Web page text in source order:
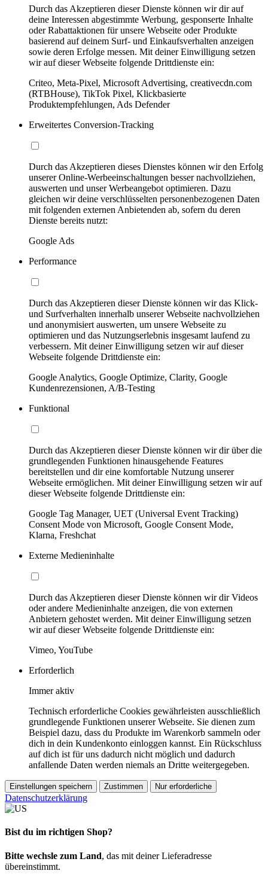
Durch das Akzeptieren dieser Dienste können wir dir auf
deine Interessen abgestimmte Werbung, gesponserte Inhalte
oder Rabattaktionen für unsere Webseite oder Produkte
basierend auf deinem Surf- und Einkaufsverhalten anzeigen
sowie deren Erfolge messen. Mit deiner Einwilligung setzen
wir auf dieser Webseite folgende Drittdienste ein:
Criteo, Meta-Pixel, Microsoft Advertising, creativecdn.com
(RTBHouse), TikTok Pixel, Klickbasierte
Produktempfehlungen, Ads Defender
Erweitertes Conversion-Tracking
Durch das Akzeptieren dieses Dienstes können wir den Erfolg
unserer Online-Werbeeinschaltungen besser nachvollziehen,
auswerten und unser Werbeangebot optimieren. Dazu
gleichen wir deine verschlüsselten personenbezogenen Daten
mit folgenden externen Anbietenden ab, sofern du deren
Dienste bereits nutzt:
Google Ads
Performance
Durch das Akzeptieren dieser Dienste können wir das Klick-
und Surfverhalten innerhalb unserer Webseite nachvollziehen
und anonymisiert auswerten, um unsere Webseite zu
optimieren und das Nutzungserlebnis insgesamt laufend zu
verbessern. Mit deiner Einwilligung setzen wir auf dieser
Webseite folgende Drittdienste ein:
Google Analytics, Google Optimize, Clarity, Google
Kundenrezensionen, A/B-Testing
Funktional
Durch das Akzeptieren dieser Dienste können wir dir über die
grundlegenden Funktionen hinausgehende Features
bereitstellen und dir eine komfortable Nutzung unserer
Webseite ermöglichen. Mit deiner Einwilligung setzen wir auf
dieser Webseite folgende Drittdienste ein:
Google Tag Manager, UET (Universal Event Tracking)
Consent Mode von Microsoft, Google Consent Mode,
Klarna, Freshchat
Externe Medieninhalte
Durch das Akzeptieren dieser Dienste können wir dir Videos
oder andere Medieninhalte anzeigen, die von externen
Anbietern gehostet werden. Mit deiner Einwilligung setzen
wir auf dieser Webseite folgende Drittdienste ein:
Vimeo, YouTube
Erforderlich
Immer aktiv
Technisch erforderliche Cookies gewährleisten ausschließlich
grundlegende Funktionen unserer Webseite. Sie dienen zum
Beispiel dazu, dass du Produkte im Warenkorb sammeln oder
dich in dein Kundenkonto einloggen kannst. Ein Rückschluss
auf dich ist für uns dadurch nicht möglich und dadurch
anfallende Daten werden niemals an Dritte weitergegeben.
Einstellungen speichern Zustimmen Nur erforderliche
Datenschutzerklärung
Bist du im richtigen Shop?
Bitte wechsle zum Land, das mit deiner Lieferadresse
übereinstimmt.